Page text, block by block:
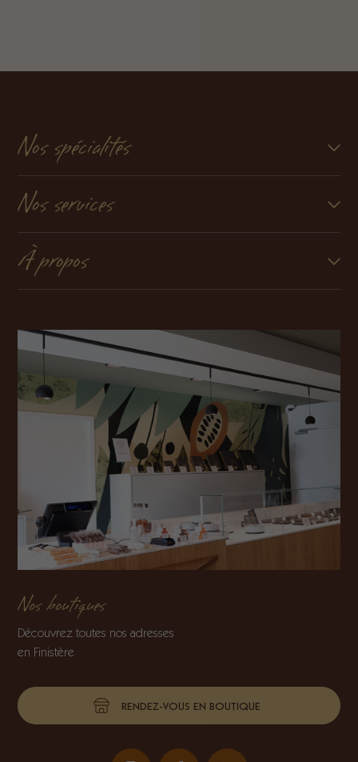
Nos spécialités
Nos services
À propos
Nos boutiques
Découvrez toutes nos adresses
en Finistère
RENDEZ-VOUS EN BOUTIQUE